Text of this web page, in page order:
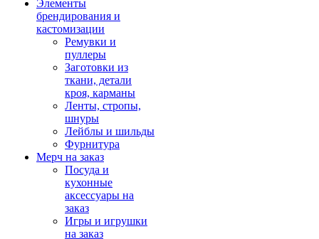
Элементы
брендирования и
кастомизации
Ремувки и
пуллеры
Заготовки из
ткани, детали
кроя, карманы
Ленты, стропы,
шнуры
Лейблы и шильды
Фурнитура
Мерч на заказ
Посуда и
кухонные
аксессуары на
заказ
Игры и игрушки
на заказ